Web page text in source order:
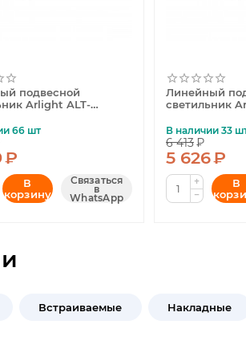
подвесной
Arlight ALT-
66 шт
₽
В
корзину
Связаться
в
WhatsApp
Линейный
светильник
052089
В наличии 33
6 413₽
5 626₽
+
−
В
Встраиваемые Накладные